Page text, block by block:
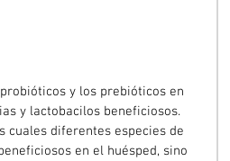
y los prebióticos en
y lactobacilos beneficiosos.
cuales diferentes especies de
en el huésped, sino